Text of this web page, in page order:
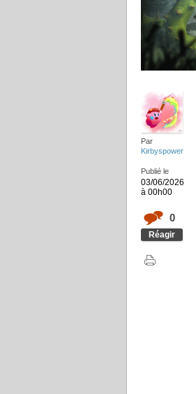
Par
Kirbyspower
Publié le
03/06/2026
à 00h00
0
Réagir